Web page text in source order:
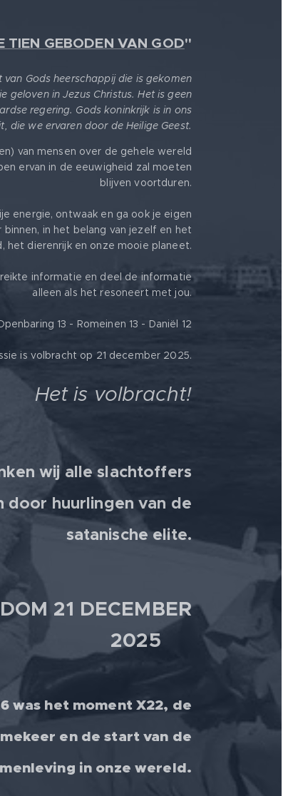
TIEN GEBODEN VAN GOD"
Gods heerschappij die is gekomen
geloven in Jezus Christus. Het is geen
regering. Gods koninkrijk is in ons
die we ervaren door de Heilige Geest.
van mensen over de gehele wereld
ervan in de eeuwigheid zal moeten
blijven voortduren.
energie, ontwaak en ga ook je eigen
binnen, in het belang van jezelf en het
het dierenrijk en onze mooie planeet.
informatie en deel de informatie
alleen als het resoneert met jou.
13 - Romeinen 13 - Daniël 12
is volbracht op 21 december 2025.
Het is volbracht!
wij alle slachtoffers
huurlingen van de
satanische elite.
21 DECEMBER
2025 💫
was het moment X22, de
en de start van de
in onze wereld.